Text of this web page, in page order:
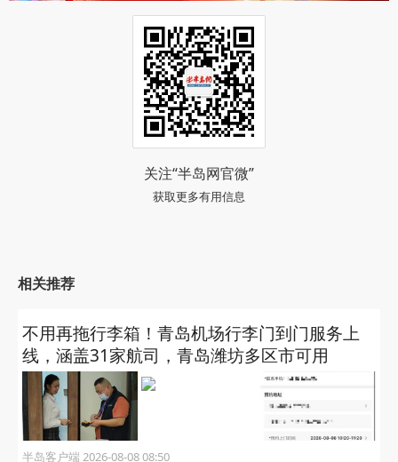
关注“半岛网官微”
获取更多有用信息
相关推荐
不用再拖行李箱！青岛机场行李门到门服务上
线，涵盖31家航司，青岛潍坊多区市可用
半岛客户端 2026-08-08 08:50